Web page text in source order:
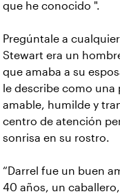
que he conocido ".
Pregúntale a
Stewart era un
que amaba a su
le describe como una
amable, humilde y
centro de atención
sonrisa en su rostro.
“Darrel fue un buen
40 años, un